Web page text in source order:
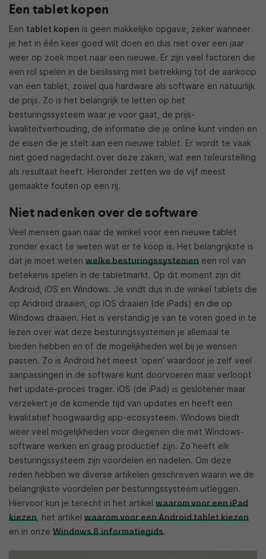
Een tablet kopen
Een tablet kopen is geen makkelijke opgave, zeker wanneer
je het in één keer goed wilt doen en dus niet over een jaar
weer op zoek moet naar een nieuwe. Er zijn veel factoren die
een rol spelen in de beslissing met betrekking tot de aankoop
van een tablet, zowel qua hardware als software en natuurlijk
de prijs. Zo is het belangrijk te letten op het
besturingssysteem waar je voor gaat, de prijs-
kwaliteitverhouding, de informatie die je online kunt vinden en
de eisen die je stelt aan een nieuwe tablet. Er wordt te vaak
niet goed nagedacht over deze zaken, wat een teleurstelling
als resultaat heeft. Hieronder zetten we de vijf meest
gemaakte fouten op een rij.
Niet nadenken over de software
Veel mensen gaan naar de winkel voor een nieuwe tablet
zonder exact te weten wat er te koop is. Het belangrijkste is
dat je moet weten welke besturingssystemen een rol van
betekenis spelen in de tabletmarkt. Op dit moment zijn dit
Android, iOS en Windows. Je vindt dus in de winkel tablets die
op Android draaien, op iOS draaien (de iPads) en die op
Windows draaien. Het is verstandig je van te voren goed in te
lezen over wat deze besturingssystemen je allemaal te
bieden hebben en of de mogelijkheden wel bij je wensen
passen. Zo is Android het meest ‘open’ waardoor je zelf veel
aanpassingen in de software kunt doorvoeren maar verloopt
het update-proces trager. iOS (de iPad) is geslotener maar
verzekert je de komende tijd van updates en heeft een
kwalitatief hoogwaardig app-ecosysteem. Windows biedt
weer veel mogelijkheden voor diegenen die met Windows-
software werken en graag productief zijn. Zo heeft elk
besturingssysteem zijn voordelen en nadelen. Om deze
reden hebben we diverse artikelen geschreven waarin we de
belangrijkste voordelen per besturingssysteem uitleggen.
Hiervoor kun je terecht in het artikel waarom voor een iPad
kiezen , het artikel waarom voor een Android tablet kiezen
en in onze Windows 8 informatiegids.